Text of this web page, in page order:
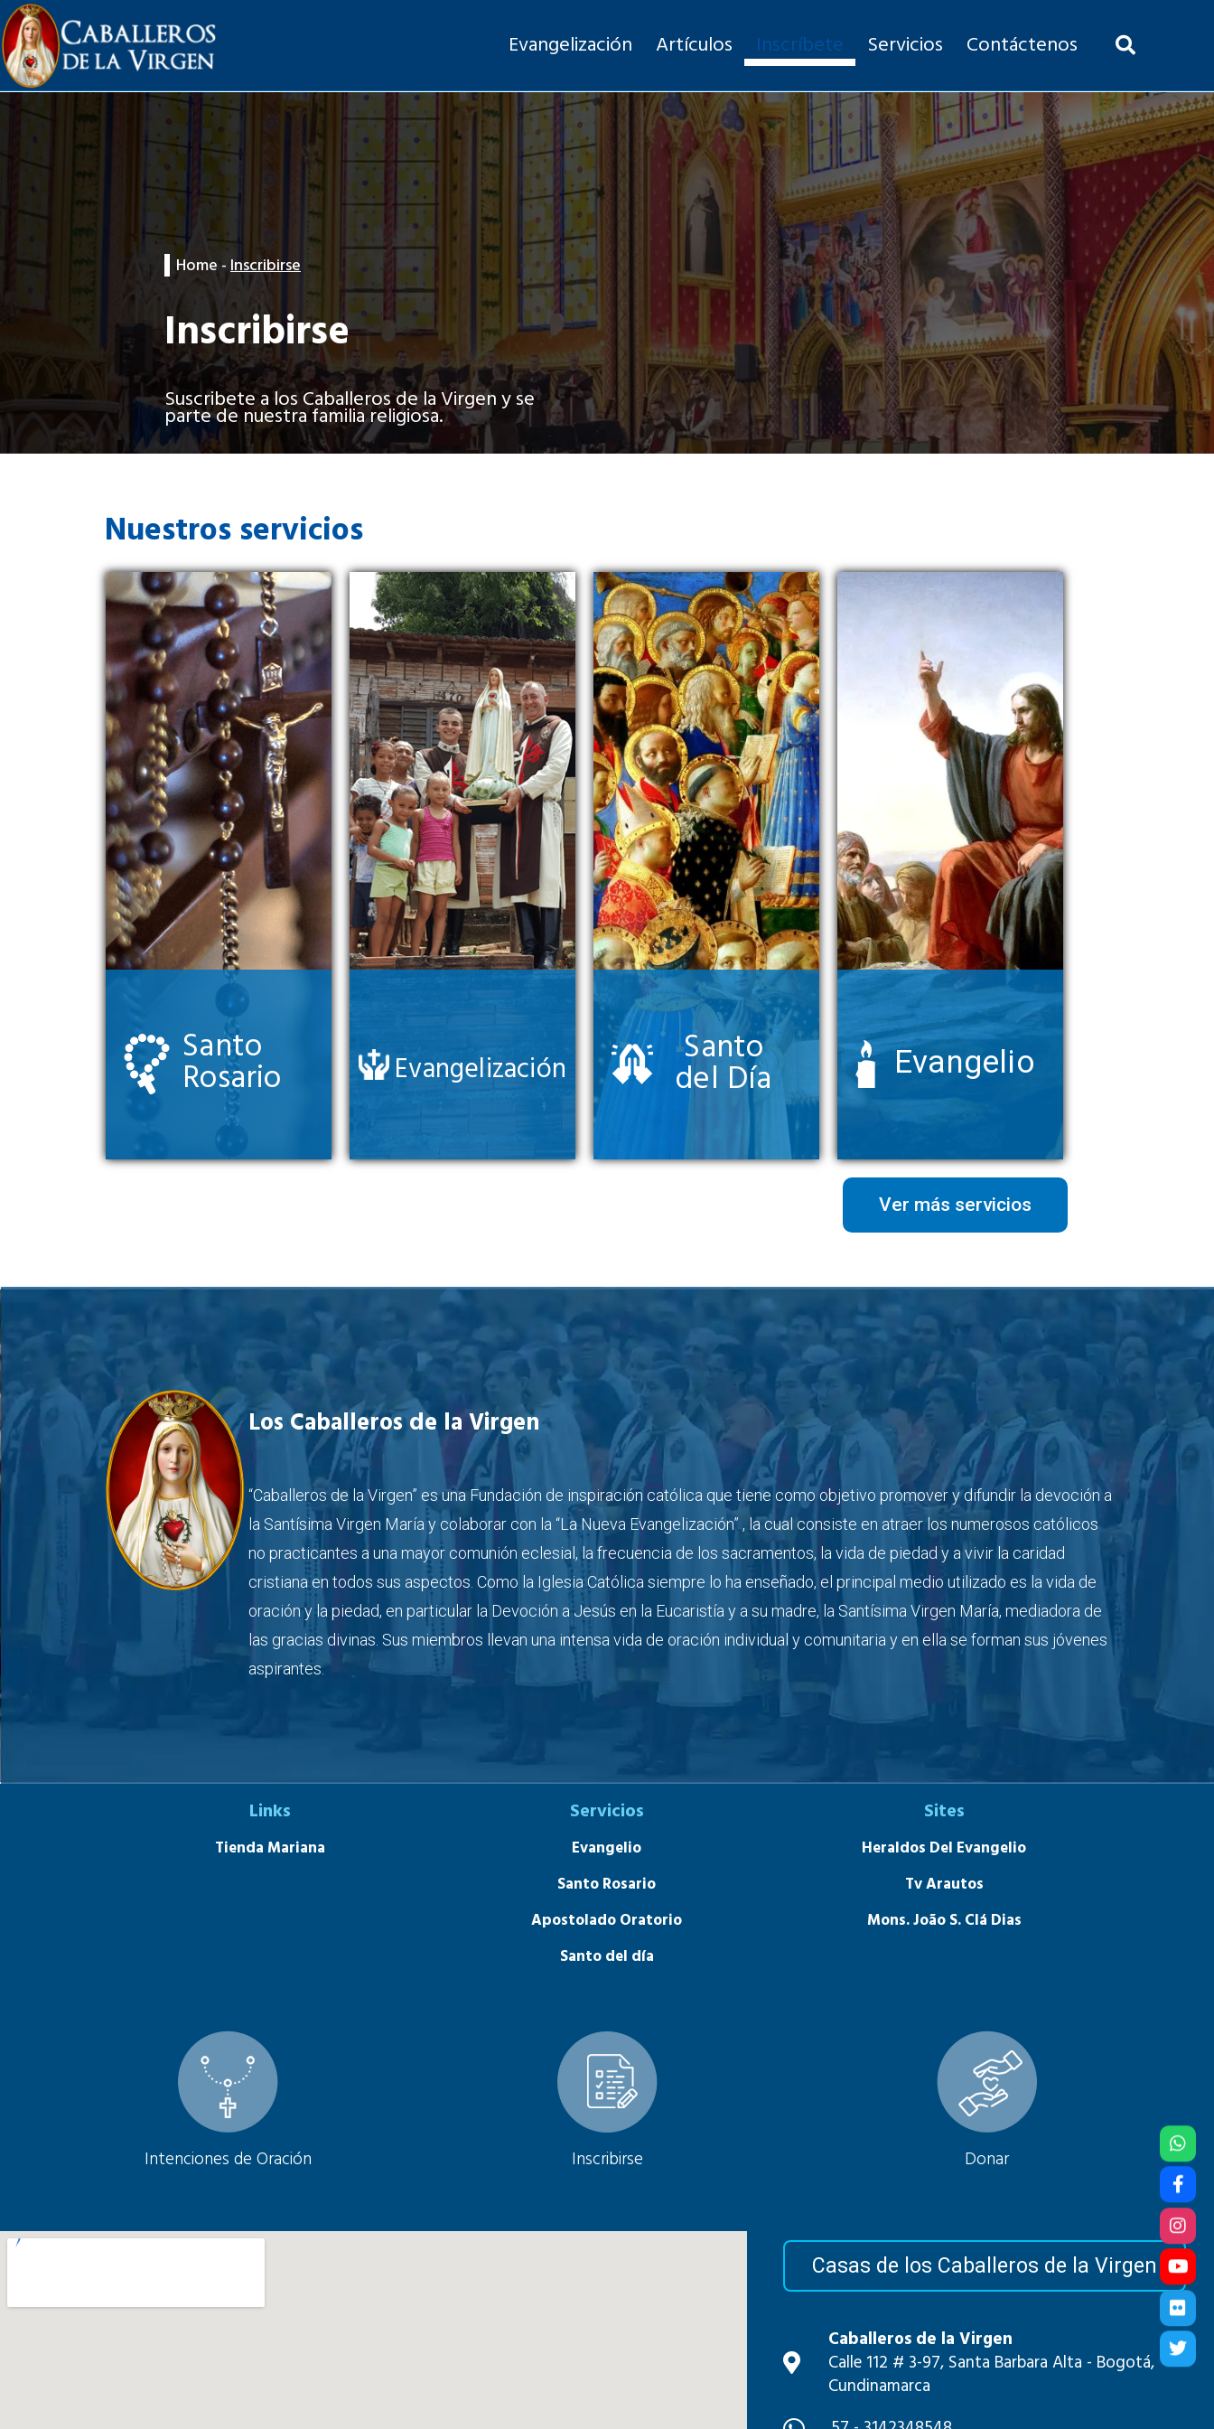
Evangelización Artículos Inscríbete Servicios Contáctenos
Home - Inscribirse
Inscribirse
Suscribete a los Caballeros de la Virgen y se
parte de nuestra familia religiosa.
Nuestros servicios
Santo
Rosario Evangelización Santo
del Día Evangelio
Ver más servicios
Los Caballeros de la Virgen
“Caballeros de la Virgen” es una Fundación de inspiración católica que tiene como objetivo promover y difundir la devoción a
la Santísima Virgen María y colaborar con la “La Nueva Evangelización” , la cual consiste en atraer los numerosos católicos
no practicantes a una mayor comunión eclesial, la frecuencia de los sacramentos, la vida de piedad y a vivir la caridad
cristiana en todos sus aspectos. Como la Iglesia Católica siempre lo ha enseñado, el principal medio utilizado es la vida de
oración y la piedad, en particular la Devoción a Jesús en la Eucaristía y a su madre, la Santísima Virgen María, mediadora de
las gracias divinas. Sus miembros llevan una intensa vida de oración individual y comunitaria y en ella se forman sus jóvenes
aspirantes.
Links
Tienda Mariana
Servicios
Evangelio
Santo Rosario
Apostolado Oratorio
Santo del día
Sites
Heraldos Del Evangelio
Tv Arautos
Mons. João S. Clá Dias
Intenciones de Oración Inscribirse Donar
Casas de los Caballeros de la Virgen
Caballeros de la Virgen
Calle 112 # 3-97, Santa Barbara Alta - Bogotá,
Cundinamarca